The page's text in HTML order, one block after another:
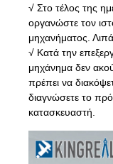
√ Στο τέλος της
οργανώστε τον
μηχανήματος.
√ Κατά την
μηχάνημα δεν
πρέπει να
διαγνώσετε το
κατασκευαστή.